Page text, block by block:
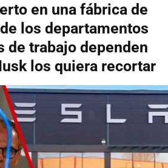
en una fábrica de
los departamentos
de trabajo dependen
los quiera recortar